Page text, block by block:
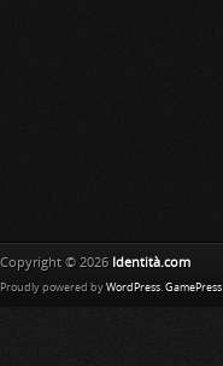
Copyright © 2026 Identità.com
Proudly powered by WordPress. GamePress